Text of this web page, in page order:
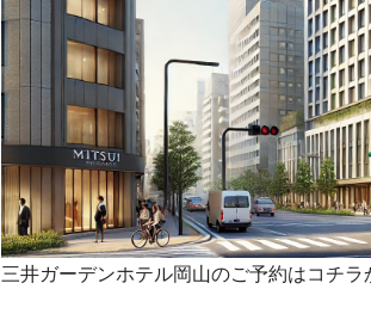
三井ガーデンホテル岡山のご予約はコチラ